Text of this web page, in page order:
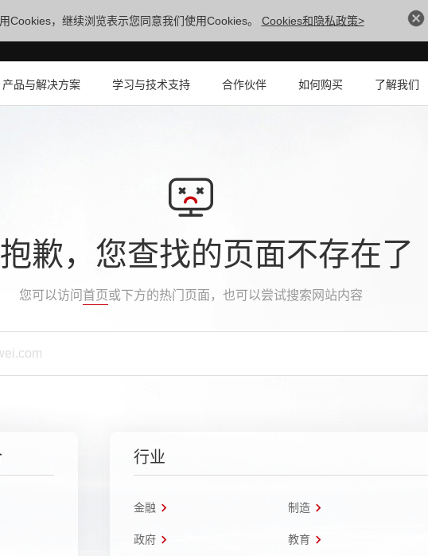
Cookies，继续浏览表示您同意我们使用Cookies。 Cookies和隐私政策>
产品与解决方案 学习与技术支持 合作伙伴 如何购买 了解我们
歉，您查找的页面不存在了
您可以访问 首页或下方的热门页面，也可以尝试搜索网站内容
行业
金融 制造
政府 教育